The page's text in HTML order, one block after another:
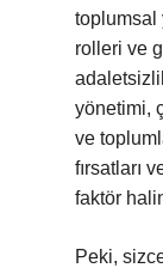
toplumsal
rolleri ve
yönetimi,
ve
fırsatları
faktör
Peki,